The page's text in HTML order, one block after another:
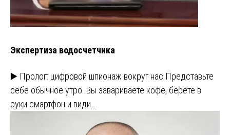
Экспертиза водосчетчика
▶️ Пролог: цифровой шпионаж вокруг нас Представьте
себе обычное утро. Вы завариваете кофе, берёте в
руки смартфон и види…